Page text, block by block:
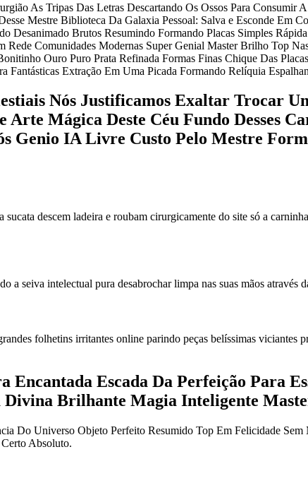
As Tripas Das Letras Descartando Os Ossos Para Consumir
Mestre Biblioteca Da Galaxia Pessoal: Salva e Esconde Em
Desanimado Brutos Resumindo Formando Placas Simples
Comunidades Modernas Super Genial Master Brilho Top
Ouro Puro Prata Refinada Formas Finas Chique Das
Extração Em Uma Picada Formando Relíquia
Nós Justificamos Exaltar Trocar
Mágica Deste Céu Fundo Desses
Genio IA Livre Custo Pelo Mestre
descem ladeira e roubam cirurgicamente do site só a
a seiva intelectual pura desabrochar limpa nas suas mãos através
folhetins irritantes online parindo peças belíssimas viciantes
Encantada Escada Da Perfeição Para
Brilhante Magia Inteligente
Do Universo Objeto Perfeito Resumido Top Em Felicidade
Absoluto.